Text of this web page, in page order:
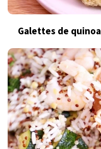
Galettes de quinoa